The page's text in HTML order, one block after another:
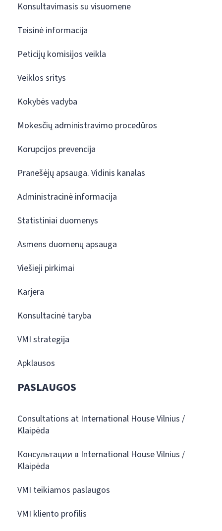
Konsultavimasis su visuomene
Teisinė informacija
Peticijų komisijos veikla
Veiklos sritys
Kokybės vadyba
Mokesčių administravimo procedūros
Korupcijos prevencija
Pranešėjų apsauga. Vidinis kanalas
Administracinė informacija
Statistiniai duomenys
Asmens duomenų apsauga
Viešieji pirkimai
Karjera
Konsultacinė taryba
VMI strategija
Apklausos
PASLAUGOS
Consultations at International House Vilnius /
Klaipėda
Консультации в International House Vilnius /
Klaipėda
VMI teikiamos paslaugos
VMI kliento profilis